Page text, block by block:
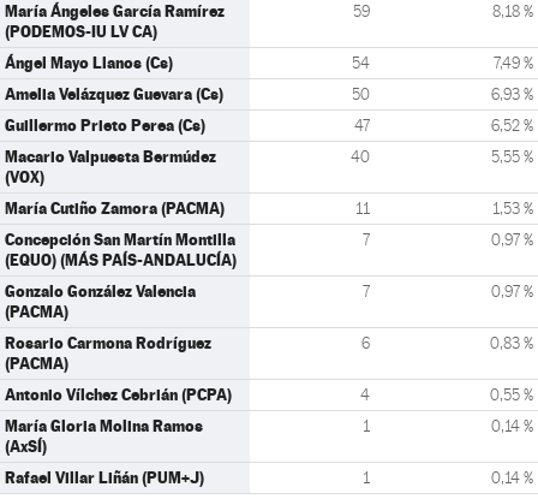
María Ángeles García Ramírez
(PODEMOS-IU LV CA)
59 8,18 %
Ángel Mayo Llanos (Cs) 54 7,49 %
Amelia Velázquez Guevara (Cs) 50 6,93 %
Guillermo Prieto Perea (Cs) 47 6,52 %
Macario Valpuesta Bermúdez
(VOX)
40 5,55 %
María Cutiño Zamora (PACMA) 11 1,53 %
Concepción San Martín Montilla
(EQUO) (MÁS PAÍS-ANDALUCÍA)
7 0,97 %
Gonzalo González Valencia
(PACMA)
7 0,97 %
Rosario Carmona Rodríguez
(PACMA)
6 0,83 %
Antonio Vílchez Cebrián (PCPA) 4 0,55 %
María Gloria Molina Ramos
(AxSÍ)
1 0,14 %
Rafael Villar Liñán (PUM+J) 1 0,14 %